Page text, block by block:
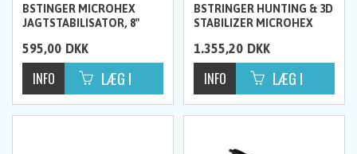
BSTINGER MICROHEX
JAGTSTABILISATOR, 8"
595,00 DKK
BSTRINGER HUNTING & 3D
STABILIZER MICROHEX
12” MATT BLACK
1.355,20 DKK